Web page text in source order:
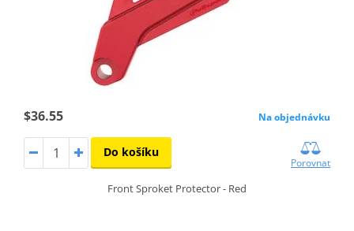
$36.55 Na objednávku
Do košíku
Porovnat
Front Sproket Protector - Red